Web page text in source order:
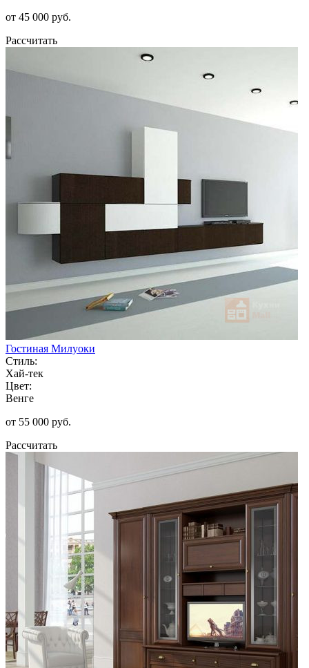
от 45 000 руб.
Рассчитать
Гостиная Милуоки
Стиль:
Хай-тек
Цвет:
Венге
от 55 000 руб.
Рассчитать